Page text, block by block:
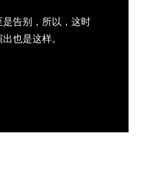
告别，所以，这时
也是这样。